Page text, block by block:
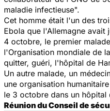
maladie infectieuse".
Cet homme était l'un des
Ebola que l'Allemagne avait
4 octobre, le premier
l'Organisation mondiale de
quitter, guéri, l'hôpital de
Un autre malade, un
une organisation
le 3 octobre dans un hôpital
Réunion du Conseil de